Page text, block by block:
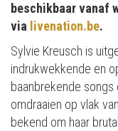
beschikbaar vanaf
via livenation.be.
Sylvie Kreusch is
indrukwekkende en
baanbrekende
omdraaien op vlak
bekend om haar